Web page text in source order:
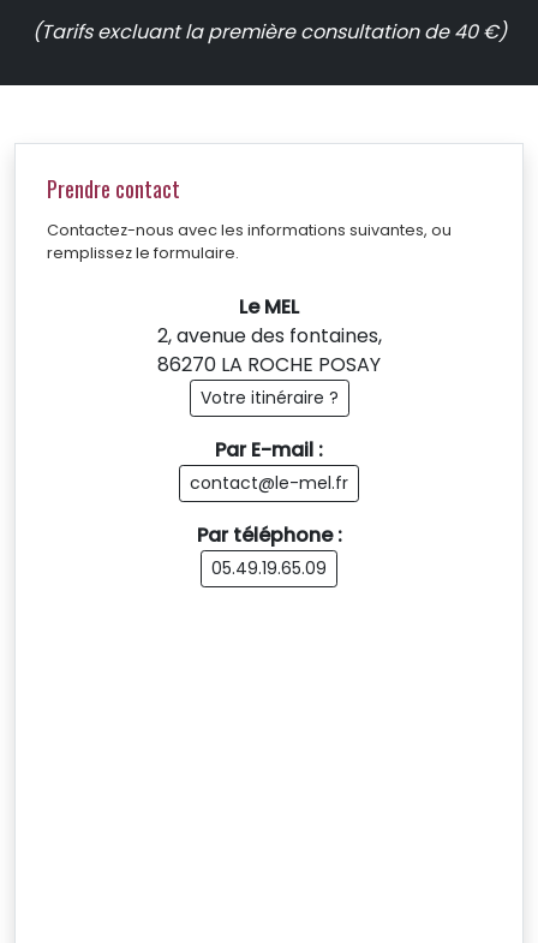
(Tarifs excluant la première consultation de 40 €)
Prendre contact
Contactez-nous avec les informations suivantes, ou
remplissez le formulaire.
Le MEL
2, avenue des fontaines,
86270 LA ROCHE POSAY
Votre itinéraire ?
Par E-mail :
contact@le-mel.fr
Par téléphone :
05.49.19.65.09